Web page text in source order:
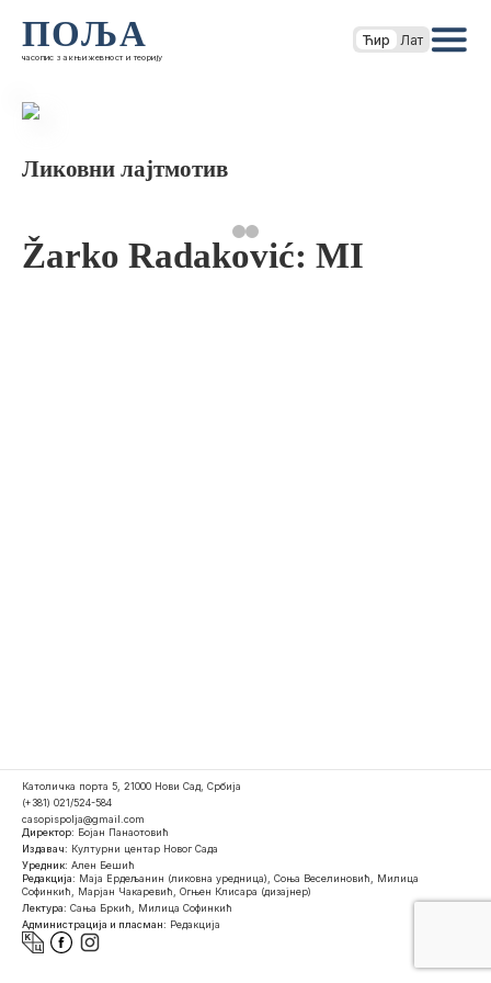
ПОЉА
часопис за књижевност и теорију
Ћир Лат
Ликовни лајтмотив
Žarko Radaković: MI
Католичка порта 5, 21000 Нови Сад, Србија
(+381) 021/524-584
casopispolja@gmail.com
Директор: Бојан Панаотовић
Издавач: Културни центар Новог Сада
Уредник: Ален Бешић
Редакција: Маја Ердељанин (ликовна уредница), Соња Веселиновић, Милица
Софинкић, Марјан Чакаревић, Огњен Клисара (дизајнер)
Лектура: Сања Бркић, Милица Софинкић
Администрација и пласман: Редакција